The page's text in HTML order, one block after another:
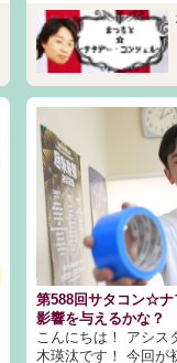
第588回サタコン☆ナ
影響を与えるかな？
こんにちは！ アシス
木瑛汰です！ 今回が